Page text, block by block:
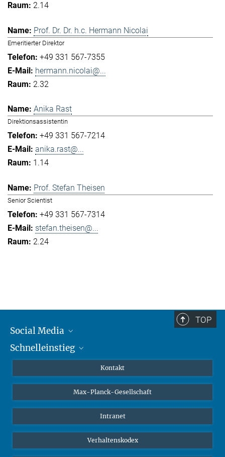
2.14
Prof. Dr. Dr. h.c. Hermann Nicolai
Emeritierter Direktor
+49 331 567-7355
hermann.nicolai@...
2.32
Anika Rast
Direktionsassistentin
+49 331 567-7214
anika.rast@...
1.14
Prof. Stefan Theisen
Senior Scientist
+49 331 567-7314
stefan.theisen@...
2.24
TOP
Social Media
Mastodon
Schnelleinstieg
Schüler*innen
Öffentlichkeit
Alumnae | Alumni
Kontakt
Max-Planck-Gesellschaft
Intranet
Verhaltenskodex